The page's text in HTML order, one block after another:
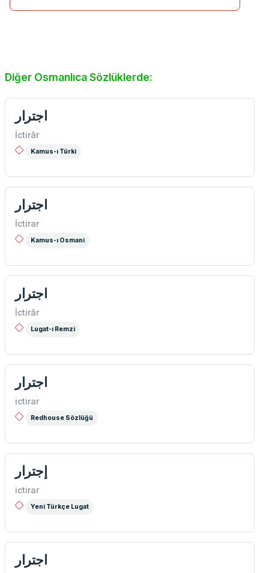
Diğer Osmanlıca Sözlüklerde:
اجترار
İctirâr
Kamus-ı Türki
اجترار
İctirar
Kamus-ı Osmani
اجترار
İctirâr
Lugat-ı Remzi
اجترار
ictirar
Redhouse Sözlüğü
إجترار
ictirar
Yeni Türkçe Lugat
اجترار